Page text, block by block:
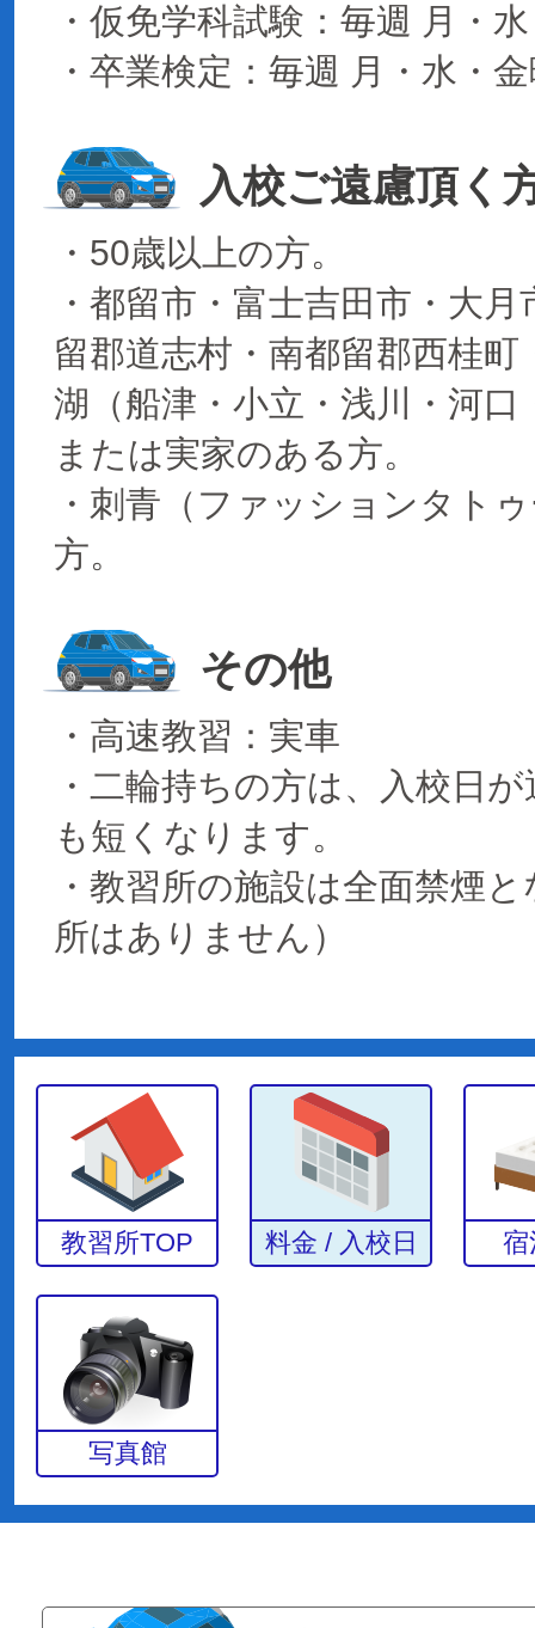
・仮免学科試験：毎週 月・
・卒業検定：毎週 月・水・
入校ご遠慮頂く
・50歳以上の方。
・都留市・富士吉田市・大
留郡道志村・南都留郡西桂
湖（船津・小立・浅川・河口
または実家のある方。
・刺青（ファッションタト
方。
その他
・高速教習：実車
・二輪持ちの方は、入校日
も短くなります。
・教習所の施設は全面禁煙
所はありません）
教習所TOP 料金 / 入校日 宿
写真館